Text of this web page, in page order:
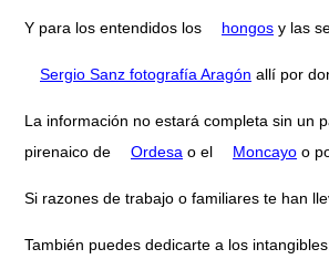
Y para los entendidos los hongos y las
Sergio Sanz fotografía Aragón allí por
La información no estará completa sin un
pirenaico de
Ordesa o el Moncayo o
Si razones de trabajo o familiares te han
También puedes dedicarte a los